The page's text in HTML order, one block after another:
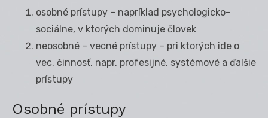
osobné prístupy – napríklad psychologicko-
sociálne, v ktorých dominuje človek
neosobné – vecné prístupy – pri ktorých ide o
vec, činnosť, napr. profesijné, systémové a ďalšie
prístupy
Osobné prístupy